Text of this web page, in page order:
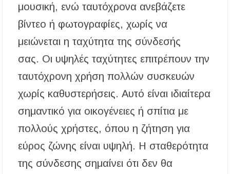
μουσική, ενώ ταυτόχρονα ανεβάζετε
βίντεο ή φωτογραφίες, χωρίς να
μειώνεται η ταχύτητα της σύνδεσής
σας. Οι υψηλές ταχύτητες επιτρέπουν την
ταυτόχρονη χρήση πολλών συσκευών
χωρίς καθυστερήσεις. Αυτό είναι ιδιαίτερα
σημαντικό για οικογένειες ή σπίτια με
πολλούς χρήστες, όπου η ζήτηση για
εύρος ζώνης είναι υψηλή. Η σταθερότητα
της σύνδεσης σημαίνει ότι δεν θα